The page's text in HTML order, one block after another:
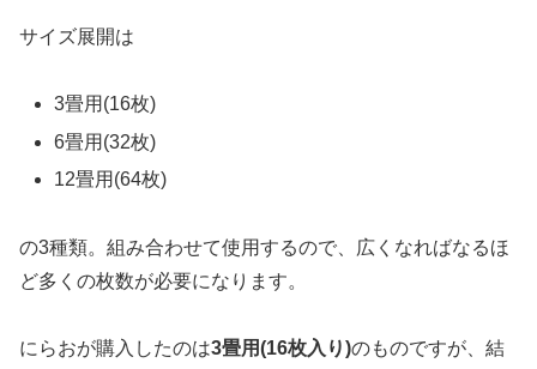
サイズ展開は
3畳用(16枚)
6畳用(32枚)
12畳用(64枚)
の3種類。組み合わせて使用するので、広くなればなるほ
ど多くの枚数が必要になります。
にらおが購入したのは3畳用(16枚入り)のものですが、結